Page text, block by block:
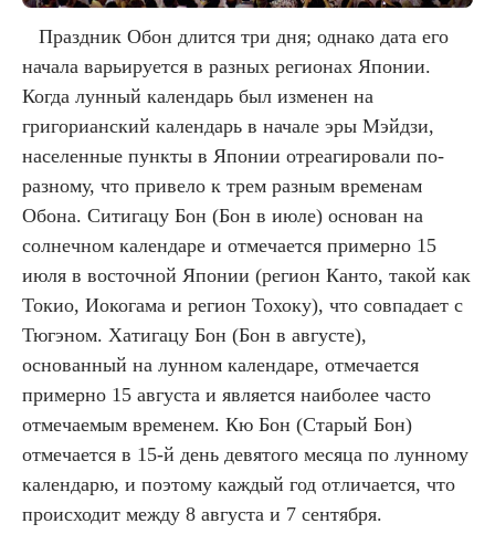
Праздник Обон длится три дня; однако дата его
начала варьируется в разных регионах Японии.
Когда лунный календарь был изменен на
григорианский календарь в начале эры Мэйдзи,
населенные пункты в Японии отреагировали по-
разному, что привело к трем разным временам
Обона. Ситигацу Бон (Бон в июле) основан на
солнечном календаре и отмечается примерно 15
июля в восточной Японии (регион Канто, такой как
Токио, Иокогама и регион Тохоку), что совпадает с
Тюгэном. Хатигацу Бон (Бон в августе),
основанный на лунном календаре, отмечается
примерно 15 августа и является наиболее часто
отмечаемым временем. Кю Бон (Старый Бон)
отмечается в 15-й день девятого месяца по лунному
календарю, и поэтому каждый год отличается, что
происходит между 8 августа и 7 сентября.